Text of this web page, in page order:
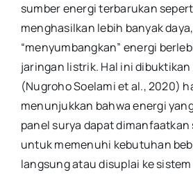
sumber energi terbarukan
menghasilkan lebih banyak
“menyumbangkan” energi
jaringan listrik. Hal ini
(Nugroho Soelami et al., 2020)
menunjukkan bahwa energi
panel surya dapat
untuk memenuhi kebutuhan
langsung atau disuplai ke